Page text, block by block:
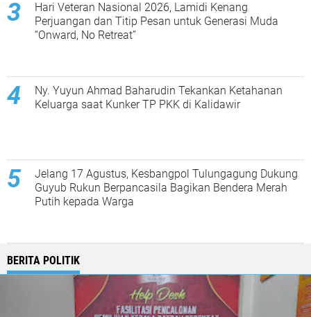
Hari Veteran Nasional 2026, Lamidi Kenang
Perjuangan dan Titip Pesan untuk Generasi Muda
“Onward, No Retreat”
Ny. Yuyun Ahmad Baharudin Tekankan Ketahanan
Keluarga saat Kunker TP PKK di Kalidawir
Jelang 17 Agustus, Kesbangpol Tulungagung Dukung
Guyub Rukun Berpancasila Bagikan Bendera Merah
Putih kepada Warga
BERITA POLITIK